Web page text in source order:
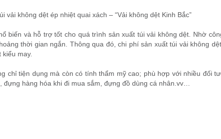
biến và hỗ trợ tốt cho quá trình sản xuất túi vải không dệt. Nhờ
thời gian ngắn. Thông qua đó, chi phí sản xuất túi vải không
kiểu may.
chỉ tiện dụng mà còn có tính thẩm mỹ cao; phù hợp với nhiều đối
đựng hàng hóa khi đi mua sắm, đựng đồ dùng cá nhân.vv…